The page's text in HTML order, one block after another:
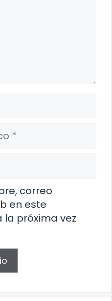
correo
en este
próxima vez